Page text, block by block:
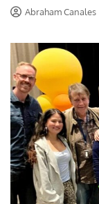
Abraham Canales